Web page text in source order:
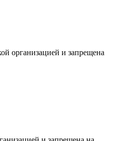
организацией и запрещена